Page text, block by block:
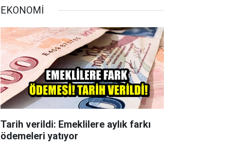
EKONOMİ
Tarih verildi: Emeklilere aylık farkı
ödemeleri yatıyor